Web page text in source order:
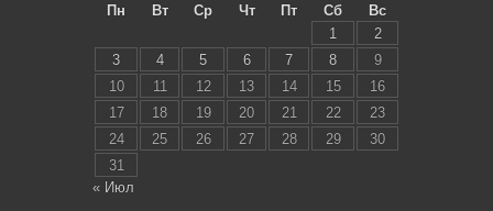
Пн
Вт Ср Чт Пт Сб
Вс
1
2
3
4 5 6 7 8
9
10
11 12 13 14 15
16
17
18 19 20 21 22
23
24
25 26 27 28 29
30
31
« Июл